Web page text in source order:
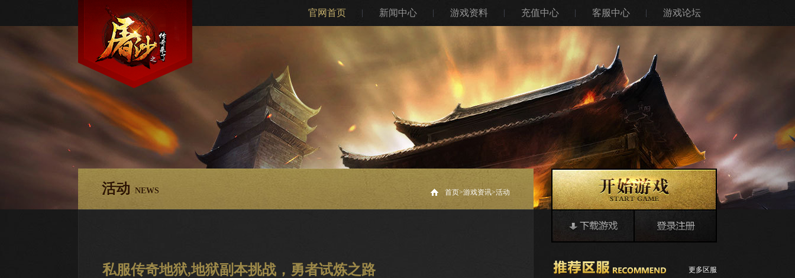
官网首页 新闻中心 游戏资料 充值中心 客服中心 游戏论坛
活动 NEWS 首页>游戏资讯>活动
私服传奇地狱,地狱副本挑战，勇者试炼之路 更多区服